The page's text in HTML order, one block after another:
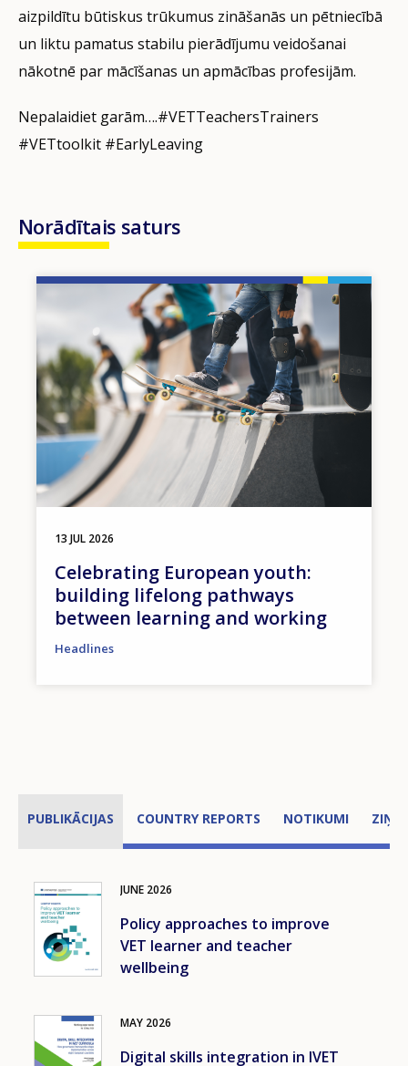
aizpildītu būtiskus trūkumus zināšanās un pētniecībā
un liktu pamatus stabilu pierādījumu veidošanai
nākotnē par mācīšanas un apmācības profesijām.
Nepalaidiet garām….#VETTeachersTrainers
#VETtoolkit #EarlyLeaving
Norādītais saturs
13 JUL 2026
Celebrating European youth:
building lifelong pathways
between learning and working
Headlines
PUBLIKĀCIJAS COUNTRY REPORTS NOTIKUMI
Image JUNE 2026
Policy approaches to improve
VET learner and teacher
wellbeing
Image MAY 2026
Digital skills integration in IVET